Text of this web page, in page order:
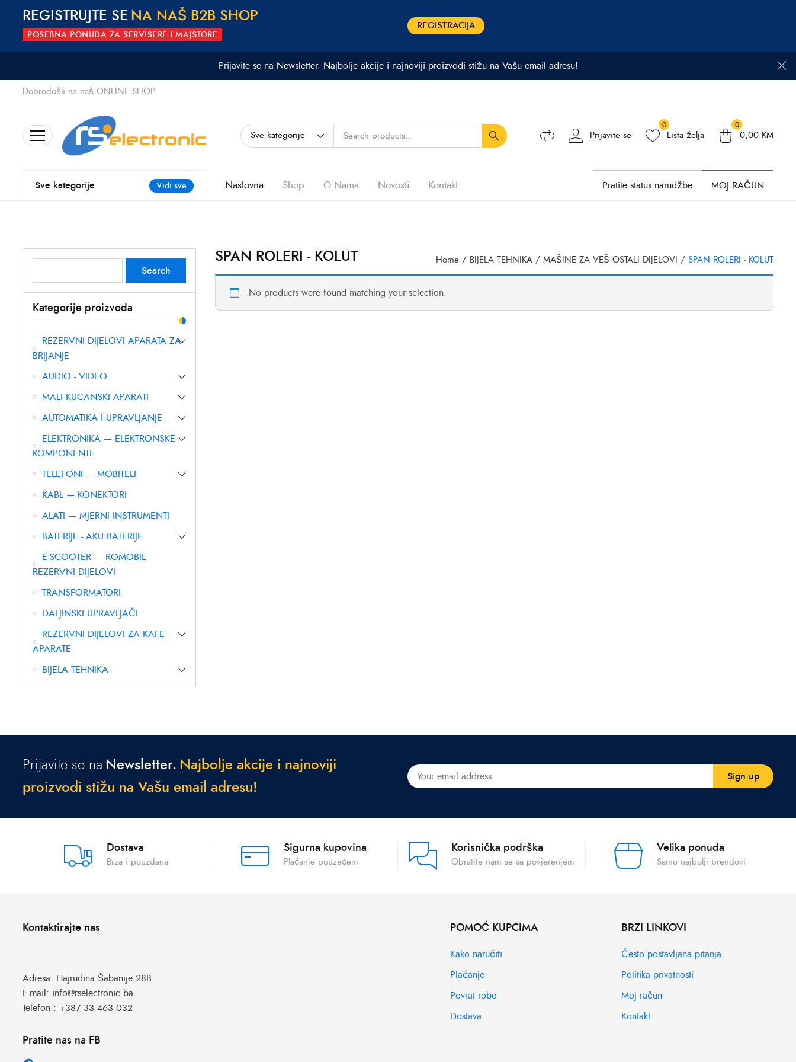
REGISTRUJTE SE NA NAŠ B2B S H OP
POSEBNA PONUDA ZA SERVISERE I MAJSTORE
REGISTRACIJA
Prijavite se na Newsletter. Najbolje akcije i najnoviji proizvodi stižu na Vašu email adresu!
Dobrodošli na naš ONLINE SHOP
Prijavite se
0
Lista želja
0
0,00 KM
Sve kategorije Vidi sve Naslovna Shop O Nama Novosti Kontakt Pratite status narudžbe MOJ RAČUN
SPAN ROLERI - KOLUT Home / BIJELA TEHNIKA / MAŠINE ZA VEŠ OSTALI DIJELOVI / SPAN ROLERI - KOLUT
No products were found matching your selection.
for:
Search
Kategorije proizvoda
REZERVNI DIJELOVI APARATA ZA
BRIJANJE
AUDIO - VIDEO
MALI KUCANSKI APARATI
AUTOMATIKA I UPRAVLJANJE
ELEKTRONIKA — ELEKTRONSKE
KOMPONENTE
TELEFONI — MOBITELI
KABL — KONEKTORI
ALATI — MJERNI INSTRUMENTI
BATERIJE - AKU BATERIJE
E-SCOOTER — ROMOBIL
REZERVNI DIJELOVI
TRANSFORMATORI
DALJINSKI UPRAVLJAČI
REZERVNI DIJELOVI ZA KAFE
APARATE
BIJELA TEHNIKA
Prijavite se na Newsletter. Naj bo je a kcije i najnoviji
proizvod i stižu na Vašu emai ad resu!
Dostava
Brza i pouzdana
Sigurna kupovina
Plaćanje pouzećem
Korisnička podrška
Obratite nam se sa povjerenjem
Velika ponuda
Samo najbolji brendovi
Kontaktirajte nas
Adresa: Hajrudina Šabanije 28B
E-mail: info@rselectronic.ba
Telefon : +387 33 463 032
Pratite nas na FB
POMOĆ KUPCIMA
Kako naručiti
Plaćanje
Povrat robe
Dostava
BRZI LINKOVI
Često postavljana pitanja
Politika privatnosti
Moj račun
Kontakt